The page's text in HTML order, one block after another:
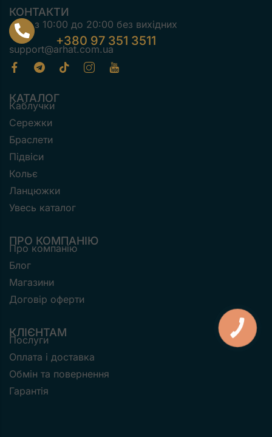
КОНТАКТИ
з 10:00 до 20:00 без вихідних
+380 97 351 3511
support@arhat.com.ua
КАТАЛОГ
Каблучки
Сережки
Браслети
Підвіси
Кольє
Ланцюжки
Увесь каталог
ПРО КОМПАНІЮ
Про компанію
Блог
Магазини
Договір оферти
КЛІЄНТАМ
Послуги
Оплата і доставка
Обмін та повернення
Гарантія
КНОПКА
ЗВ'ЯЗКУ